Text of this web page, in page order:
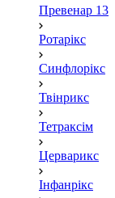
Превенар 13
Ротарікс
Синфлорікс
Твінрикс
Тетраксім
Церварикс
Інфанрікс